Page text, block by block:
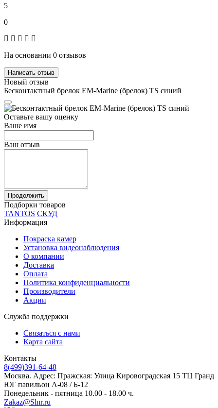
5
0
На основании 0 отзывов
Написать отзыв
Новый отзыв
Бесконтактный брелок EM-Marine (брелок) TS синий
Оставьте вашу оценку
Ваше имя
Ваш отзыв
Продолжить
Подборки товаров
TANTOS СКУД
Информация
Покраска камер
Установка видеонаблюдения
О компании
Доставка
Оплата
Политика конфиденциальности
Производители
Акции
Служба поддержки
Связаться с нами
Карта сайта
Контакты
8(499)391-64-48
Москва. Адрес: Пражская: Улица Кировоградская 15 ТЦ Гранд
ЮГ павильон А-08 / Б-12
Понедельник - пятница 10.00 - 18.00 ч.
Zakaz@Slnr.ru